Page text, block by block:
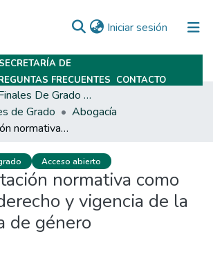
Iniciar sesión (current)
SECRETARÍA DE
FRECUENTES CONTACTO
Trabajos Finales De Grado Y Posgrado
de Grado
Abogacía
La interpretación normativa como fuente de derecho y vigencia de la perspectiva de género
Acceso abierto
normativa como
y vigencia de la
de género